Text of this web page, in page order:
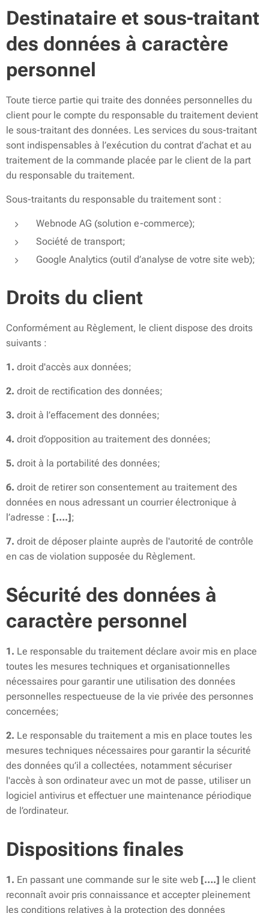
Destinataire et sous-traitant
des données à caractère
personnel
Toute tierce partie qui traite des données personnelles du
client pour le compte du responsable du traitement devient
le sous-traitant des données. Les services du sous-traitant
sont indispensables à l’exécution du contrat d’achat et au
traitement de la commande placée par le client de la part
du responsable du traitement.
Sous-traitants du responsable du traitement sont :
Webnode AG (solution e-commerce);
Société de transport;
Google Analytics (outil d’analyse de votre site web);
Droits du client
Conformément au Règlement, le client dispose des droits
suivants :
1. droit d'accès aux données;
2. droit de rectification des données;
3. droit à l’effacement des données;
4. droit d’opposition au traitement des données;
5. droit à la portabilité des données;
6. droit de retirer son consentement au traitement des
données en nous adressant un courrier électronique à
l’adresse : [….];
7. droit de déposer plainte auprès de l'autorité de contrôle
en cas de violation supposée du Règlement.
Sécurité des données à
caractère personnel
1. Le responsable du traitement déclare avoir mis en place
toutes les mesures techniques et organisationnelles
nécessaires pour garantir une utilisation des données
personnelles respectueuse de la vie privée des personnes
concernées;
2. Le responsable du traitement a mis en place toutes les
mesures techniques nécessaires pour garantir la sécurité
des données qu’il a collectées, notamment sécuriser
l'accès à son ordinateur avec un mot de passe, utiliser un
logiciel antivirus et effectuer une maintenance périodique
de l’ordinateur.
Dispositions finales
1. En passant une commande sur le site web [….] le client
reconnaît avoir pris connaissance et accepter pleinement
les conditions relatives à la protection des données